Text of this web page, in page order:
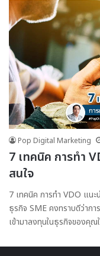
Pop Digital Marketing
7 เทคนิค การทำ
สนใจ
7 เทคนิค การทำ VDO แนะ
ธุรกิจ SME คงทราบดีว่ากา
เข้ามาลงทุนในธุรกิจของคุ